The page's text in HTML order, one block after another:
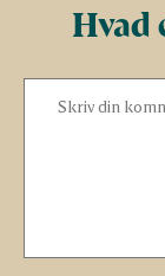
Hvad